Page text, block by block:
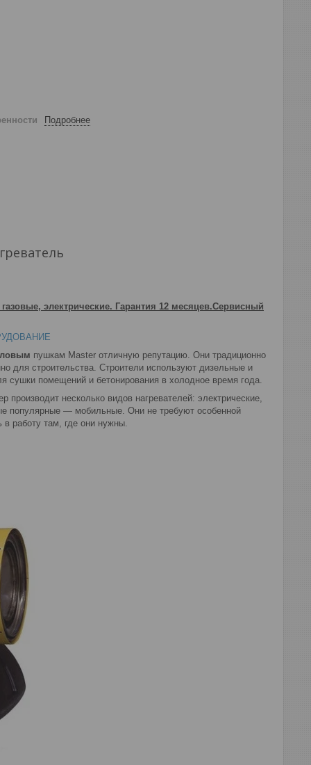
Подробнее
электрические. Гарантия 12 месяцев.Сервисный
пушкам Master отличную репутацию. Они традиционно
для строительства. Строители используют дизельные и
помещений и бетонирования в холодное время года.
несколько видов нагревателей: электрические,
популярные — мобильные. Они не требуют особенной
в работу там, где они нужны.